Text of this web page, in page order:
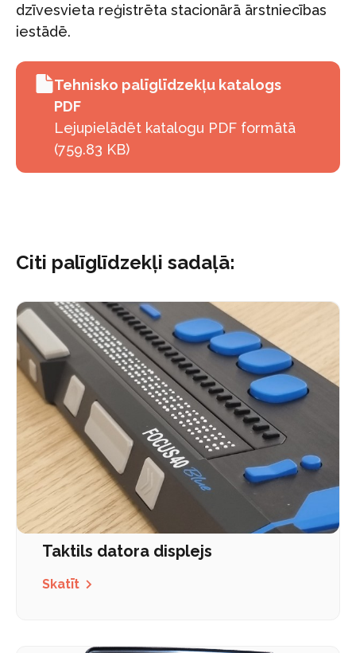
dzīvesvieta reģistrēta stacionārā ārstniecības
iestādē.
Tehnisko palīglīdzekļu katalogs
PDF
Lejupielādēt katalogu PDF formātā
(759.83 KB)
Citi palīglīdzekļi sadaļā:
Taktils datora displejs
Skatīt